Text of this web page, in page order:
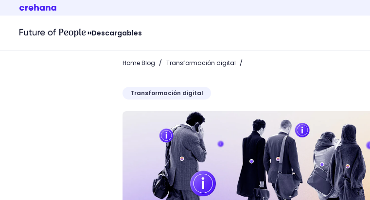
Descargables
Home Blog / Transformación digital /
Transformación digital
Data mining: refinamiento y análisis de datos necesario para el éxito